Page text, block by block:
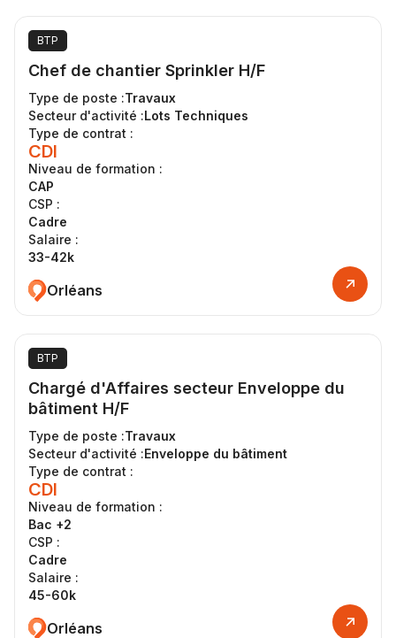
BTP
Chef de chantier Sprinkler H/F
Type de poste :Travaux
Secteur d'activité :Lots Techniques
Type de contrat :
CDI
Niveau de formation :
CAP
CSP :
Cadre
Salaire :
33-42k
Orléans
BTP
Chargé d'Affaires secteur Enveloppe du
bâtiment H/F
Type de poste :Travaux
Secteur d'activité :Enveloppe du bâtiment
Type de contrat :
CDI
Niveau de formation :
Bac +2
CSP :
Cadre
Salaire :
45-60k
Orléans